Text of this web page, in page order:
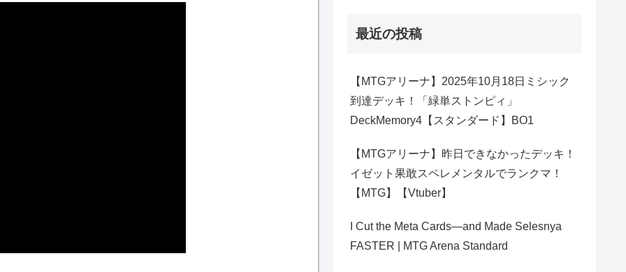
最近の投稿
【MTGアリーナ】2025年10月18日ミシック
到達デッキ！「緑単ストンピィ」
DeckMemory4【スタンダード】BO1
【MTGアリーナ】昨日できなかったデッキ！
イゼット果敢スペレメンタルでランクマ！
【MTG】【Vtuber】
I Cut the Meta Cards—and Made Selesnya
FASTER | MTG Arena Standard